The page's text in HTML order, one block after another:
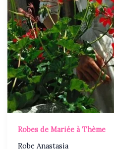
Robes de Mariée à Thème
Robe Anastasia